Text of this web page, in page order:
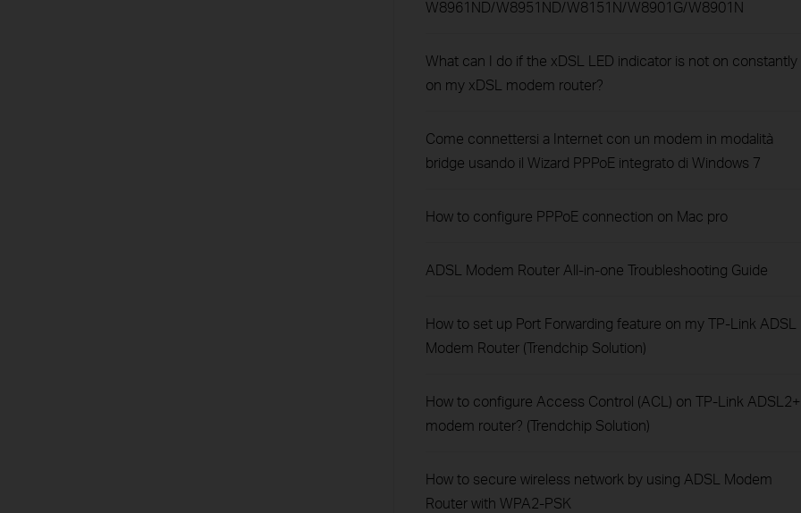
W8961ND/W8951ND/W8151N/W8901G/W8901N
What can I do if the xDSL LED indicator is not on constantly
on my xDSL modem router?
Come connettersi a Internet con un modem in modalità
bridge usando il Wizard PPPoE integrato di Windows 7
How to configure PPPoE connection on Mac pro
ADSL Modem Router All-in-one Troubleshooting Guide
How to set up Port Forwarding feature on my TP-Link ADSL
Modem Router (Trendchip Solution)
How to configure Access Control (ACL) on TP-Link ADSL2+
modem router? (Trendchip Solution)
How to secure wireless network by using ADSL Modem
Router with WPA2-PSK